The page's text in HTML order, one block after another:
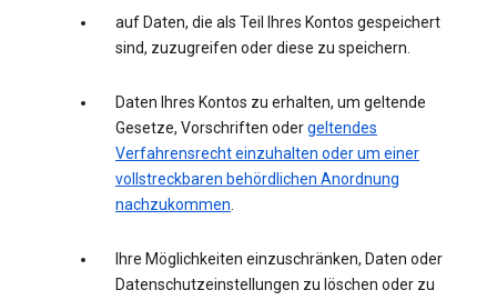
auf Daten, die als Teil Ihres Kontos gespeichert
sind, zuzugreifen oder diese zu speichern.
Daten Ihres Kontos zu erhalten, um geltende
Gesetze, Vorschriften odergeltendes
Verfahrensrecht einzuhalten oder um einer
vollstreckbaren behördlichen Anordnung
nachzukommen.
Ihre Möglichkeiten einzuschränken, Daten oder
Datenschutzeinstellungen zu löschen oder zu